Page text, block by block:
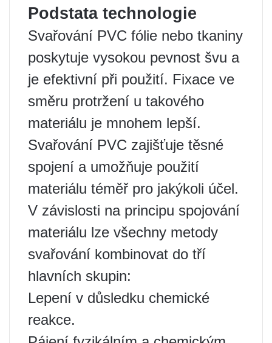
Podstata technologie
Svařování PVC fólie nebo tkaniny
poskytuje vysokou pevnost švu a
je efektivní při použití. Fixace ve
směru protržení u takového
materiálu je mnohem lepší.
Svařování PVC zajišťuje těsné
spojení a umožňuje použití
materiálu téměř pro jakýkoli účel.
V závislosti na principu spojování
materiálu lze všechny metody
svařování kombinovat do tří
hlavních skupin:
Lepení v důsledku chemické
reakce.